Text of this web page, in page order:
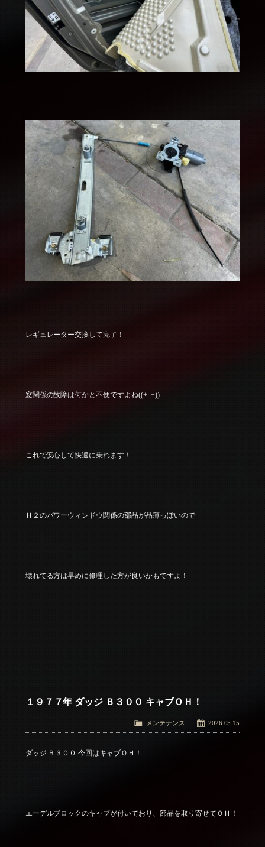
レギュレーター交換して完了！
窓関係の故障は何かと不便ですよね((+_+))
これで安心して快適に乗れます！
Ｈ２のパワーウィンドウ関係の部品が品薄っぽいので
壊れてる方は早めに修理した方が良いかもですよ！
１９７７年 ダッジ Ｂ３００ キャブＯＨ！
2026.05.15
メンテナンス
ダッジ Ｂ３００ 今回はキャブＯＨ！
エーデルブロックのキャブが付いており、部品を取り寄せてＯＨ！